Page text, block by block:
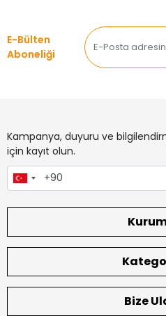
E-Bülten
Aboneliği
Kampanya, duyuru ve
için kayıt olun.
Bize